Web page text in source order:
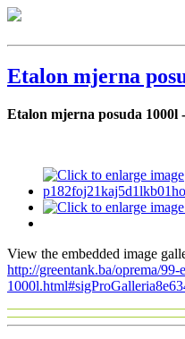
Etalon mjerna
Etalon mjerna posuda 1000l -
View the embedded image
http://greentank.ba/oprema/99-